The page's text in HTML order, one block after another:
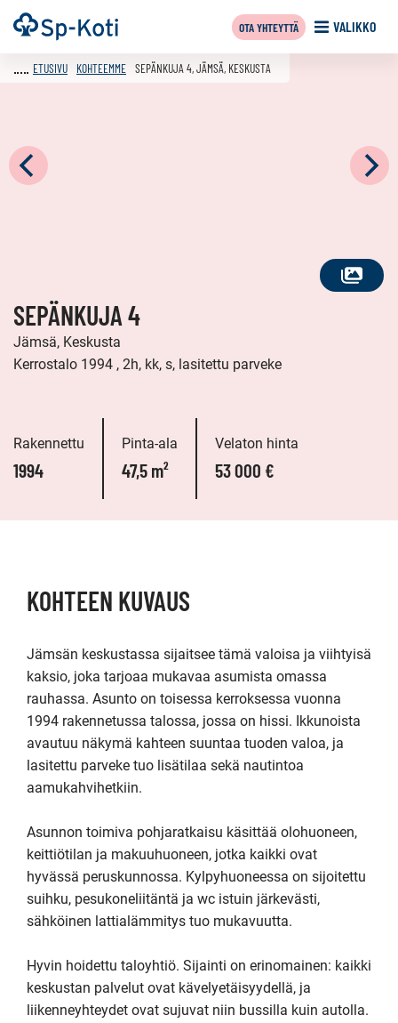
Siirry
sisältöön
Etusivu VALIKKO
OTA YHTEYTTÄ
KATSO
ETUSIVU KOHTEEMME SEPÄNKUJA 4, JÄMSÄ, KESKUSTA
SEPÄNKUJA 4
Jämsä, Keskusta
Kerrostalo 1994 , 2h, kk, s, lasitettu parveke
Rakennettu
1994
Pinta-ala
47,5 m²
Velaton hinta
53 000 €
KOHTEEN KUVAUS
Jämsän keskustassa sijaitsee tämä valoisa ja viihtyisä
kaksio, joka tarjoaa mukavaa asumista omassa
rauhassa. Asunto on toisessa kerroksessa vuonna
1994 rakennetussa talossa, jossa on hissi. Ikkunoista
avautuu näkymä kahteen suuntaa tuoden valoa, ja
lasitettu parveke tuo lisätilaa sekä nautintoa
aamukahvihetkiin.
Asunnon toimiva pohjaratkaisu käsittää olohuoneen,
keittiötilan ja makuuhuoneen, jotka kaikki ovat
hyvässä peruskunnossa. Kylpyhuoneessa on sijoitettu
suihku, pesukoneliitäntä ja wc istuin järkevästi,
sähköinen lattialämmitys tuo mukavuutta.
Hyvin hoidettu taloyhtiö. Sijainti on erinomainen: kaikki
keskustan palvelut ovat kävelyetäisyydellä, ja
liikenneyhteydet ovat sujuvat niin bussilla kuin autolla.